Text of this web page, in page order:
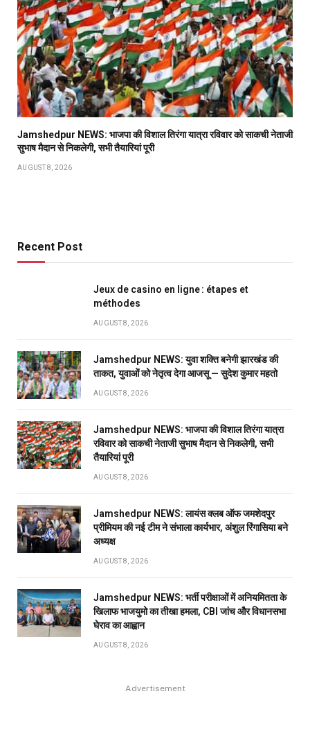
Jamshedpur NEWS: भाजपा की विशाल तिरंगा यात्रा रविवार को साकची नेताजी
सुभाष मैदान से निकलेगी, सभी तैयारियां पूरी
AUGUST 8, 2026
Recent Post
Jeux de casino en ligne : étapes et
méthodes
AUGUST 8, 2026
Jamshedpur NEWS: युवा शक्ति बनेगी झारखंड की
ताकत, युवाओं को नेतृत्व देगा आजसू — सुदेश कुमार महतो
AUGUST 8, 2026
Jamshedpur NEWS: भाजपा की विशाल तिरंगा यात्रा
रविवार को साकची नेताजी सुभाष मैदान से निकलेगी, सभी
तैयारियां पूरी
AUGUST 8, 2026
Jamshedpur NEWS: लायंस क्लब ऑफ जमशेदपुर
प्रीमियम की नई टीम ने संभाला कार्यभार, अंशुल रिंगासिया बने
अध्यक्ष
AUGUST 8, 2026
Jamshedpur NEWS: भर्ती परीक्षाओं में अनियमितता के
खिलाफ भाजयुमो का तीखा हमला, CBI जांच और विधानसभा
घेराव का आह्वान
AUGUST 8, 2026
Advertisement